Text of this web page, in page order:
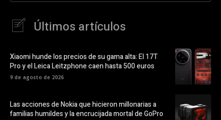
Últimos artículos
Xiaomi hunde los precios de su gama alta: El 17T
Pro y el Leica Leitzphone caen hasta 500 euros
9 de agosto de 2026
Las acciones de Nokia que hicieron millonarias a
familias humildes y la encrucijada mortal de GoPro